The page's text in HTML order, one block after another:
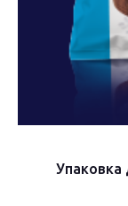
Упаковка